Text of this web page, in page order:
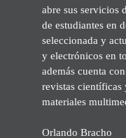
abre sus servicios
de estudiantes en
seleccionada y
y electrónicos en
además cuenta
revistas científicas
materiales
Orlando Bracho